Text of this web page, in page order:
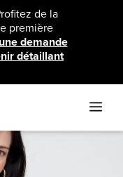
de la
première
demande
détaillant